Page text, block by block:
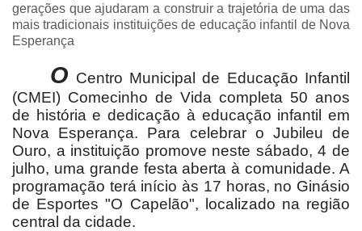
gerações que ajudaram a construir a trajetória de uma das
mais tradicionais instituições de educação infantil de Nova
Esperança
O Centro Municipal de Educação Infantil
(CMEI) Comecinho de Vida completa 50 anos
de história e dedicação à educação infantil em
Nova Esperança. Para celebrar o Jubileu de
Ouro, a instituição promove neste sábado, 4 de
julho, uma grande festa aberta à comunidade. A
programação terá início às 17 horas, no Ginásio
de Esportes "O Capelão", localizado na região
central da cidade.